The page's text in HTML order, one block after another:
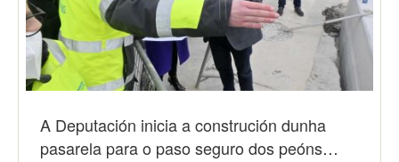
A Deputación inicia a construción dunha
pasarela para o paso seguro dos peóns…